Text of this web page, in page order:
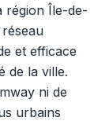
région Île-de-
et efficace
de la ville.
ni de
urbains